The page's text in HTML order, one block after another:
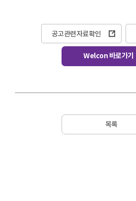
공고관련자료확인
Welcon 바로가기
목록